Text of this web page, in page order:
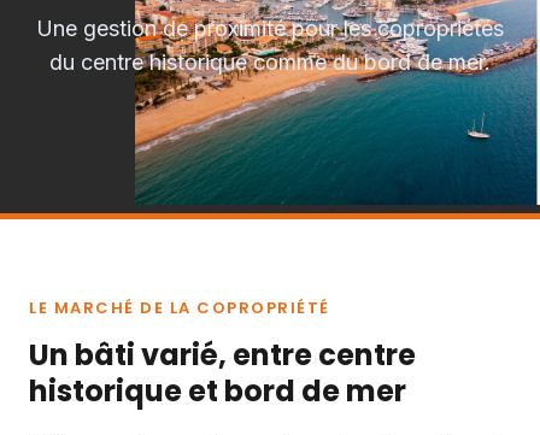
Une gestion de proximité pour les copropriétés
du centre historique comme du bord de mer.
LE MARCHÉ DE LA COPROPRIÉTÉ
Un bâti varié, entre centre
historique et bord de mer